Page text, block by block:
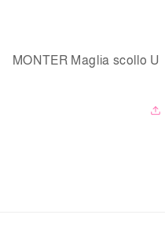
MONTER Maglia scollo U